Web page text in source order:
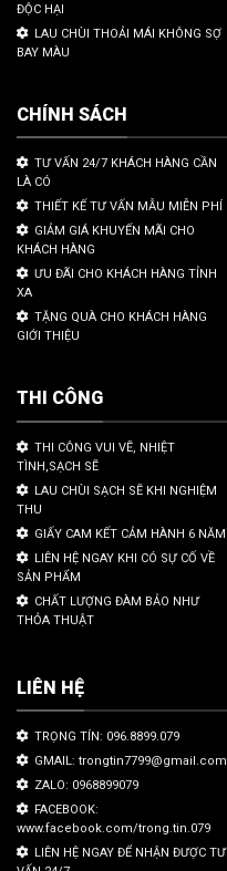
ĐỘC HẠI
LAU CHÙI THOẢI MÁI KHÔNG SỢ
BAY MÀU
CHÍNH SÁCH
TƯ VẤN 24/7 KHÁCH HÀNG CẦN
LÀ CÓ
THIẾT KẾ TƯ VẤN MẪU MIỄN PHÍ
GIẢM GIÁ KHUYẾN MÃI CHO
KHÁCH HÀNG
ƯU ĐÃI CHO KHÁCH HÀNG TỈNH
XA
TẶNG QUÀ CHO KHÁCH HÀNG
GIỚI THIỆU
THI CÔNG
THI CÔNG VUI VẼ, NHIỆT
TÌNH,SẠCH SẼ
LAU CHÙI SẠCH SẼ KHI NGHIỆM
THU
GIẤY CAM KẾT CẢM HÀNH 6 NĂM
LIÊN HỆ NGAY KHI CÓ SỰ CỐ VỀ
SẢN PHẨM
CHẤT LƯỢNG ĐÀM BẢO NHƯ
THỎA THUẬT
LIÊN HỆ
TRỌNG TÍN: 096.8899.079
GMAIL: trongtin7799@gmail.com
ZALO: 0968899079
FACEBOOK:
www.facebook.com/trong.tin.079
LIÊN HỆ NGAY ĐỂ NHẬN ĐƯỢC TƯ